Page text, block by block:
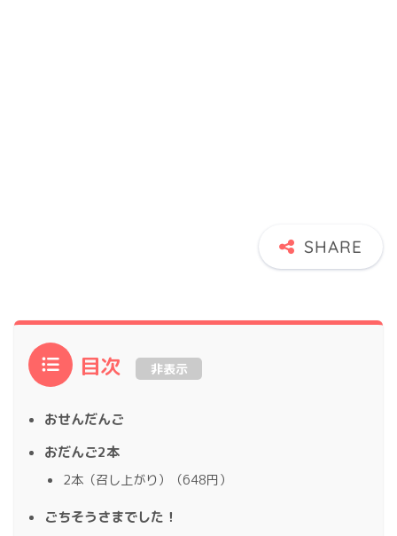
目次 非表示
おせんだんご
おだんご2本
2本（召し上がり）（648円）
ごちそうさまでした！